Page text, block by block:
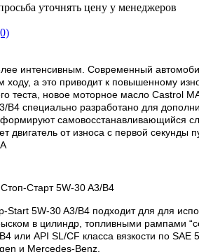
уточнять цену у менеджеров
интенсивным. Современный
а это приводит к повышенному
теста, новое моторное масло Castrol
B4 специально разработано для
самовосстанавливающийся
двигатель от износа с первой секунды
Старт 5W-30 A3/B4
5W-30 A3/B4 подходит для для
в цилиндр, топливными рампами
или API SL/CF класса вязкости по SAE
и Mercedes-Benz.